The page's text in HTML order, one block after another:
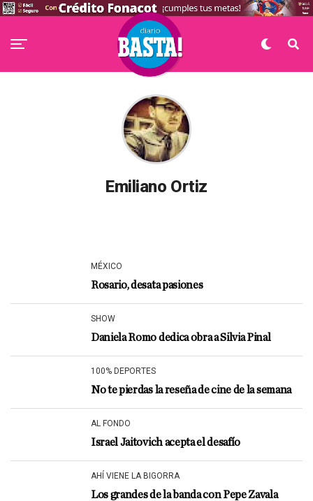
Emiliano Ortiz
MÉXICO
Rosario, desata pasiones
SHOW
Daniela Romo dedica obra a Silvia Pinal
100% DEPORTES
No te pierdas la reseña de cine de la semana
AL FONDO
Israel Jaitovich acepta el desafío
AHÍ VIENE LA BIGORRA
Los grandes de la banda con Pepe Zavala